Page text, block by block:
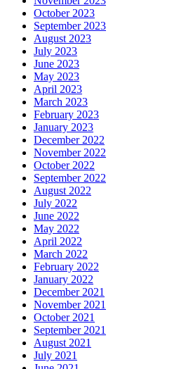
October 2023
September 2023
August 2023
July 2023
June 2023
May 2023
April 2023
March 2023
February 2023
January 2023
December 2022
November 2022
October 2022
September 2022
August 2022
July 2022
June 2022
May 2022
April 2022
March 2022
February 2022
January 2022
December 2021
November 2021
October 2021
September 2021
August 2021
July 2021